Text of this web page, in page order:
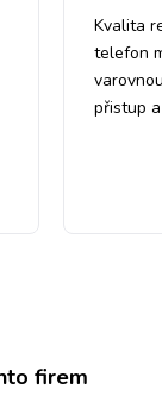
Kvalita
telefon
přistup
firem